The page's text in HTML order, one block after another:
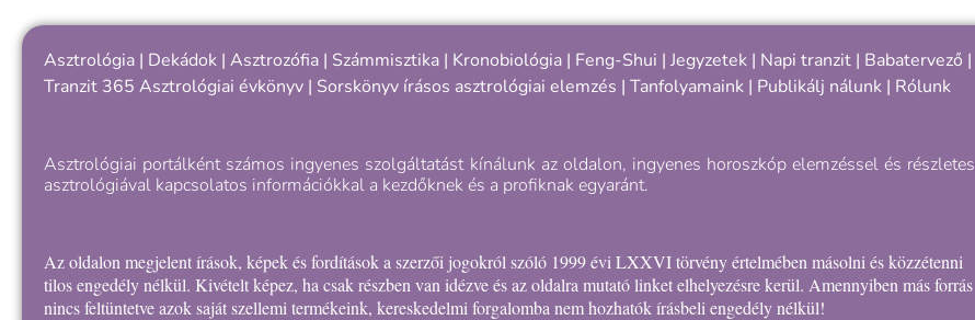
Asztrológia | Dekádok | Asztrozófia | Számmisztika | Kronobiológia | Feng-Shui | Jegyzetek | Napi tranzit | Babatervező |
Tranzit 365 Asztrológiai évkönyv | Sorskönyv írásos asztrológiai elemzés | Tanfolyamaink | Publikálj nálunk | Rólunk
Asztrológiai portálként számos ingyenes szolgáltatást kínálunk az oldalon, ingyenes horoszkóp elemzéssel és részletes
asztrológiával kapcsolatos információkkal a kezdőknek és a profiknak egyaránt.
Az oldalon megjelent írások, képek és fordítások a szerzői jogokról szóló 1999 évi LXXVI törvény értelmében másolni és közzétenni
tilos engedély nélkül. Kivételt képez, ha csak részben van idézve és az oldalra mutató linket elhelyezésre kerül. Amennyiben más forrás
nincs feltüntetve azok saját szellemi termékeink, kereskedelmi forgalomba nem hozhatók írásbeli engedély nélkül!